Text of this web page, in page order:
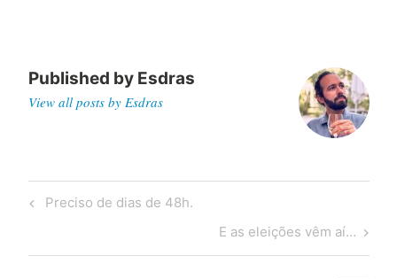
Published by Esdras
View all posts by Esdras
Post
Previous
Preciso de dias de 48h.
Next
Post
E as eleições vêm aí…